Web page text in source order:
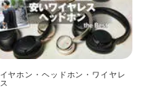
イヤホン・ヘッドホン・ワイヤレ
ス